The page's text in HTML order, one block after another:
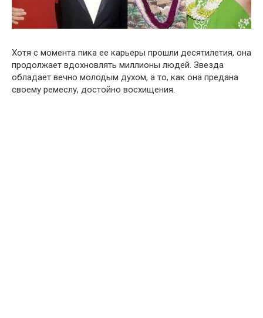
Хотя с момента пика ее карьеры прошли десятилетия, она
продолжает вдохновлять миллионы людей. Звезда
обладает вечно молодым духом, а то, как она предана
своему ремеслу, достойно восхищения.